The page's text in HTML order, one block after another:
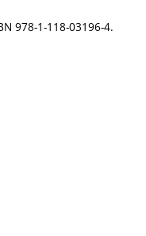
978-1-118-03196-4.